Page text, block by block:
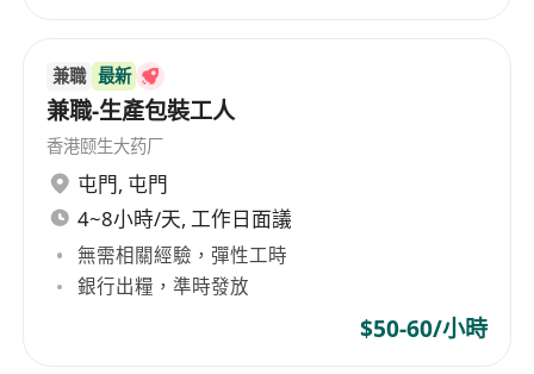
continuously strengthening its infrastructure,
developing and introducing high-tech
information technology and equipment to
improve operational automation levels. It has
built extensive information collection, market
development, logistics distribution, express
delivery services institutions and service
networks both domestically and internationally.
On the basis of strengthening its express
兼職 最新
兼職-生產包裝工人
香港颐生大药厂
屯門, 屯門
4~8小時/天, 工作日面議
無需相關經驗，彈性工時
銀行出糧，準時發放
$50-60/小時